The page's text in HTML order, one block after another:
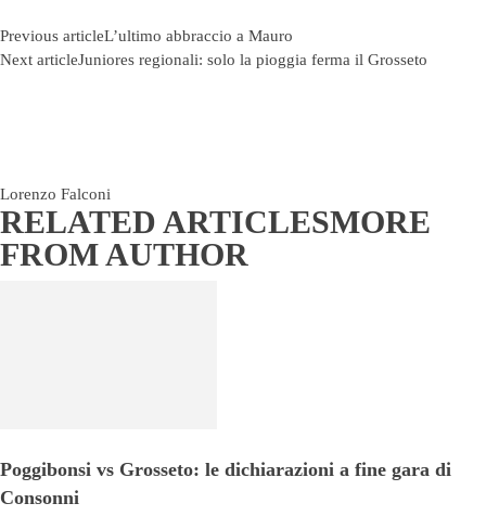
Previous articleL’ultimo abbraccio a Mauro
Next articleJuniores regionali: solo la pioggia ferma il Grosseto
Lorenzo Falconi
RELATED ARTICLESMORE
FROM AUTHOR
Poggibonsi vs Grosseto: le dichiarazioni a fine gara di
Consonni